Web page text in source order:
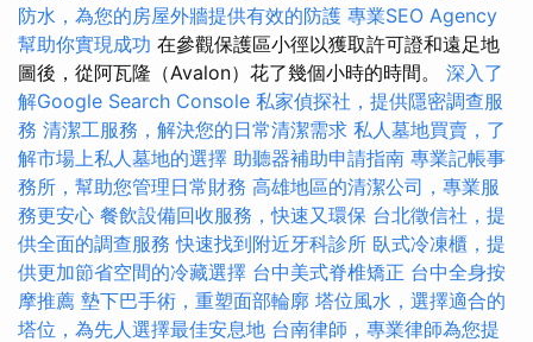
防水，為您的房屋外牆提供有效的防護 專業SEO Agency
幫助你實現成功 在參觀保護區小徑以獲取許可證和遠足地
圖後，從阿瓦隆（Avalon）花了幾個小時的時間。 深入了
解Google Search Console 私家偵探社，提供隱密調查服
務 清潔工服務，解決您的日常清潔需求 私人墓地買賣，了
解市場上私人墓地的選擇 助聽器補助申請指南 專業記帳事
務所，幫助您管理日常財務 高雄地區的清潔公司，專業服
務更安心 餐飲設備回收服務，快速又環保 台北徵信社，提
供全面的調查服務 快速找到附近牙科診所 臥式冷凍櫃，提
供更加節省空間的冷藏選擇 台中美式脊椎矯正 台中全身按
摩推薦 墊下巴手術，重塑面部輪廓 塔位風水，選擇適合的
塔位，為先人選擇最佳安息地 台南律師，專業律師為您提